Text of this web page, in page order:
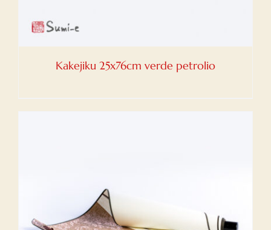
Kakejiku 25x76cm verde petrolio